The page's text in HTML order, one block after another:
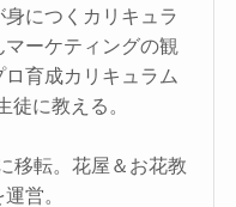
につくカリキュラ
ーケティングの観
育成カリキュラム
徒に教える。
移転。花屋＆お花教
営。